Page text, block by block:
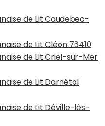
de Lit Caudebec-
de Lit Cléon 76410
de Lit Criel-sur-Mer
de Lit Darnétal
de Lit Déville-lès-